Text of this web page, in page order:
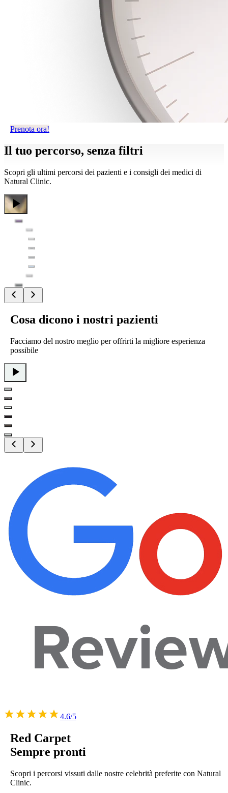
Prenota ora!
Il tuo percorso, senza filtri
Scopri gli ultimi percorsi dei pazienti e i consigli dei medici di
Natural Clinic.
Cosa dicono i nostri pazienti
Facciamo del nostro meglio per offrirti la migliore esperienza
possibile
4.6/5
Red Carpet
Sempre pronti
Scopri i percorsi vissuti dalle nostre celebrità preferite con Natural
Clinic.